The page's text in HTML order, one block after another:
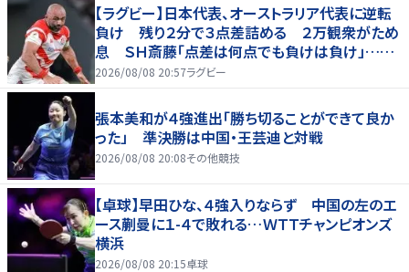
【ラグビー】日本代表、オーストラリア代表に逆転
負け 残り２分で３点差詰める ２万観衆がため
息 ＳＨ斎藤「点差は何点でも負けは負け」…前
半にＳＯ伊藤龍が先制トライ、３２ー３５で惜敗
2026/08/08 20:57ラグビー
張本美和が４強進出「勝ち切ることができて良か
った」 準決勝は中国・王芸迪と対戦
2026/08/08 20:08その他競技
【卓球】早田ひな、４強入りならず 中国の左のエ
ース蒯曼に１-４で敗れる…ＷＴＴチャンピオンズ
横浜
2026/08/08 20:15卓球